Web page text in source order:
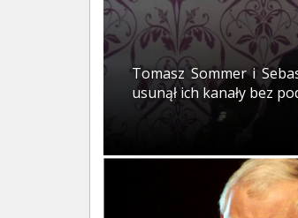
Tomasz Sommer i
usunął ich kanały bez